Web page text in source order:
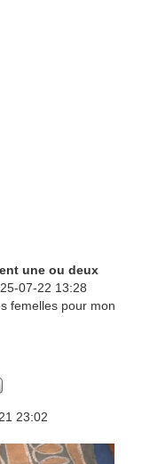
une ou deux
07-22 13:28
femelles pour mon
23:02